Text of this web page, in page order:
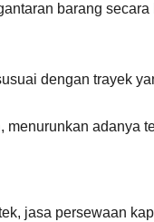
barang secara
dengan trayek
adanya
jasa persewaan